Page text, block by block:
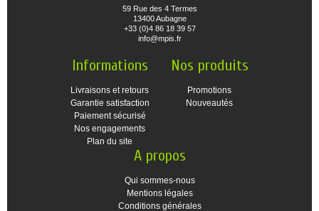
59 Rue des 4 Termes
13400 Aubagne
+33 (0)4 86 18 39 57
info@mpis.fr
Informations
Livraisons et retours
Garantie satisfaction
Paiement sécurisé
Nos engagements
Plan du site
Nos produits
Promotions
Nouveautés
A propos
Qui sommes-nous
Mentions légales
Conditions générales